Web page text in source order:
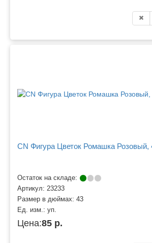
CN Фигура Цветок Ромашка Розовый,
Остаток на складе:
Артикул: 23233
Размер в дюймах: 43
Ед. изм.: уп.
Цена:85 р.